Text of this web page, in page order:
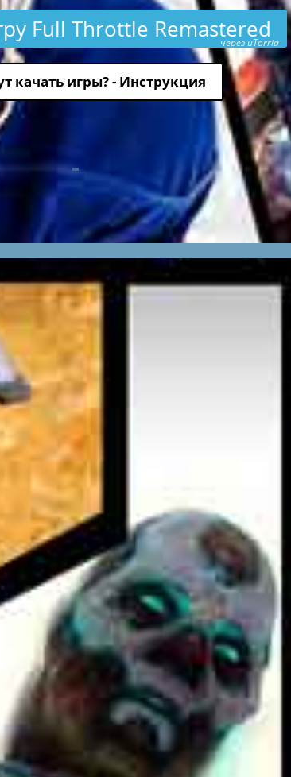
Full Throttle Remastered
через uTorria
качать игры? - Инструкция